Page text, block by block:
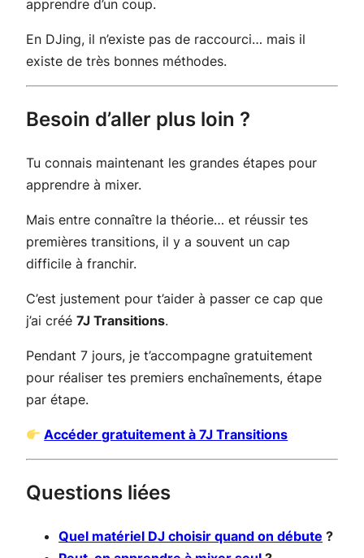
apprendre d’un coup.
En DJing, il n’existe pas de raccourci… mais il
existe de très bonnes méthodes.
Besoin d’aller plus loin ?
Tu connais maintenant les grandes étapes pour
apprendre à mixer.
Mais entre connaître la théorie… et réussir tes
premières transitions, il y a souvent un cap
difficile à franchir.
C’est justement pour t’aider à passer ce cap que
j’ai créé 7J Transitions.
Pendant 7 jours, je t’accompagne gratuitement
pour réaliser tes premiers enchaînements, étape
par étape.
Accéder gratuitement à 7J Transitions
Questions liées
Quel matériel DJ choisir quand on débute ?